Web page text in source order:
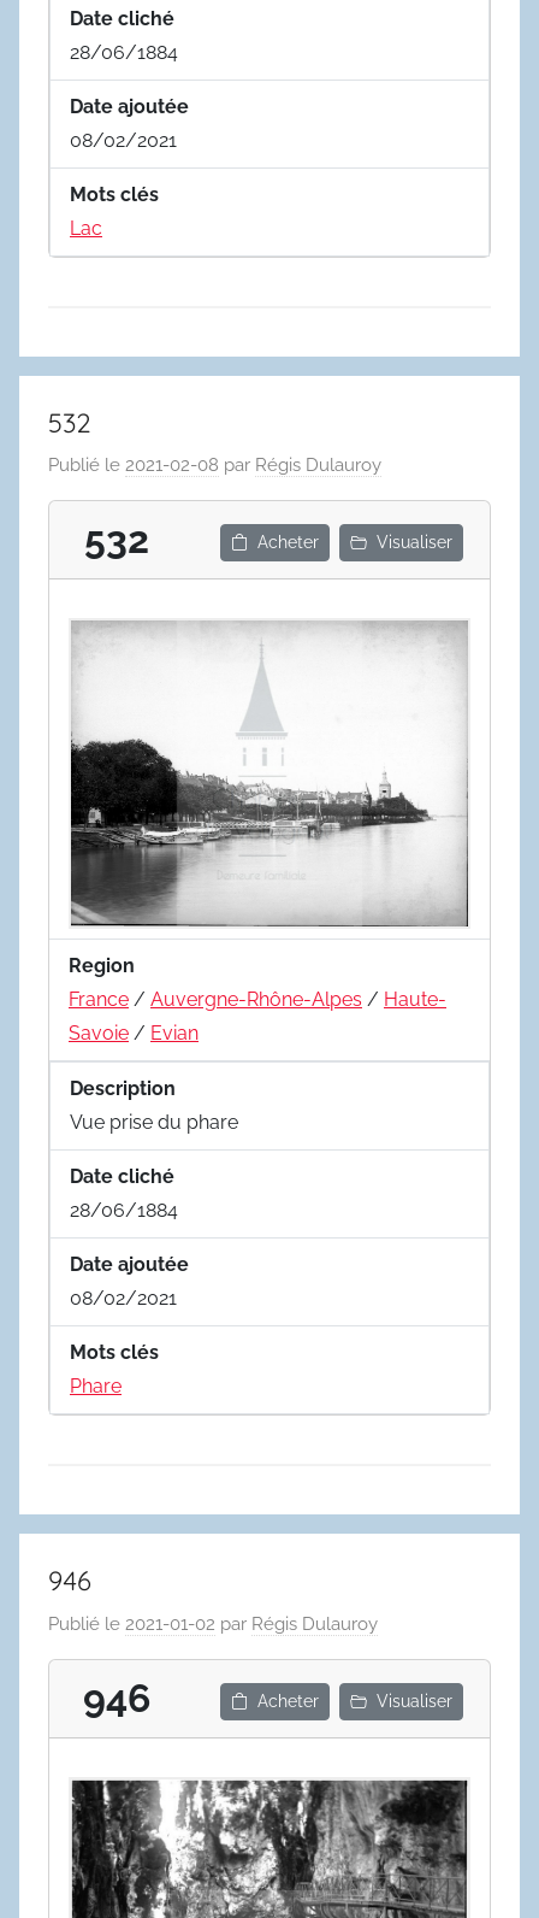
Date cliché
28/06/1884
Date ajoutée
08/02/2021
Mots clés
Lac
532
Publié le 2021-02-08 par Régis Dulauroy
532 Acheter Visualiser
Region
France / Auvergne-Rhône-Alpes / Haute-
Savoie / Evian
Description
Vue prise du phare
Date cliché
28/06/1884
Date ajoutée
08/02/2021
Mots clés
Phare
946
Publié le 2021-01-02 par Régis Dulauroy
946 Acheter Visualiser